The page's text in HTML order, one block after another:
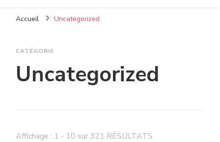
Accueil Uncategorized
CATÉGORIE
Uncategorized
Affichage : 1 - 10 sur 321 RÉSULTATS